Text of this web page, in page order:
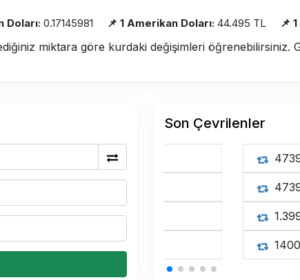
Doları: 0.17145981 📌 1 Amerikan Doları: 44.495 TL 📌
miktara göre kurdaki değişimleri öğrenebilirsiniz.
Son Çevrilenler
0.15 USDT Kaç TL
0.15 USDT Kaç TL
0.15 USDT Kaç TL
0.34 BTC Kaç TL